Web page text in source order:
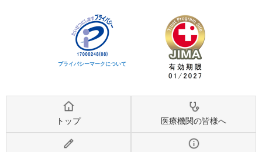
プライバシーマークについて
トップ 医療機関の皆様へ